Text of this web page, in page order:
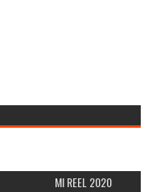
MI REEL 2020